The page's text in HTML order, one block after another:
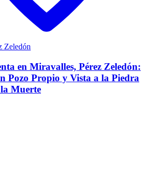
Zeledón
en Miravalles, Pérez Zeledón:
Pozo Propio y Vista a la Piedra
Muerte